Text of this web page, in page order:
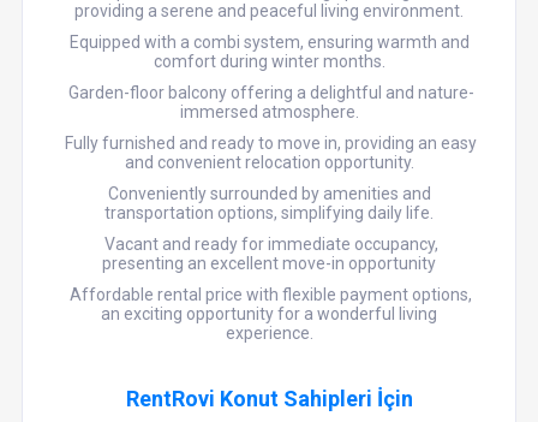
providing a serene and peaceful living environment.
Equipped with a combi system, ensuring warmth and
comfort during winter months.
Garden-floor balcony offering a delightful and nature-
immersed atmosphere.
Fully furnished and ready to move in, providing an easy
and convenient relocation opportunity.
Conveniently surrounded by amenities and
transportation options, simplifying daily life.
Vacant and ready for immediate occupancy,
presenting an excellent move-in opportunity
Affordable rental price with flexible payment options,
an exciting opportunity for a wonderful living
experience.
RentRovi Konut Sahipleri İçin